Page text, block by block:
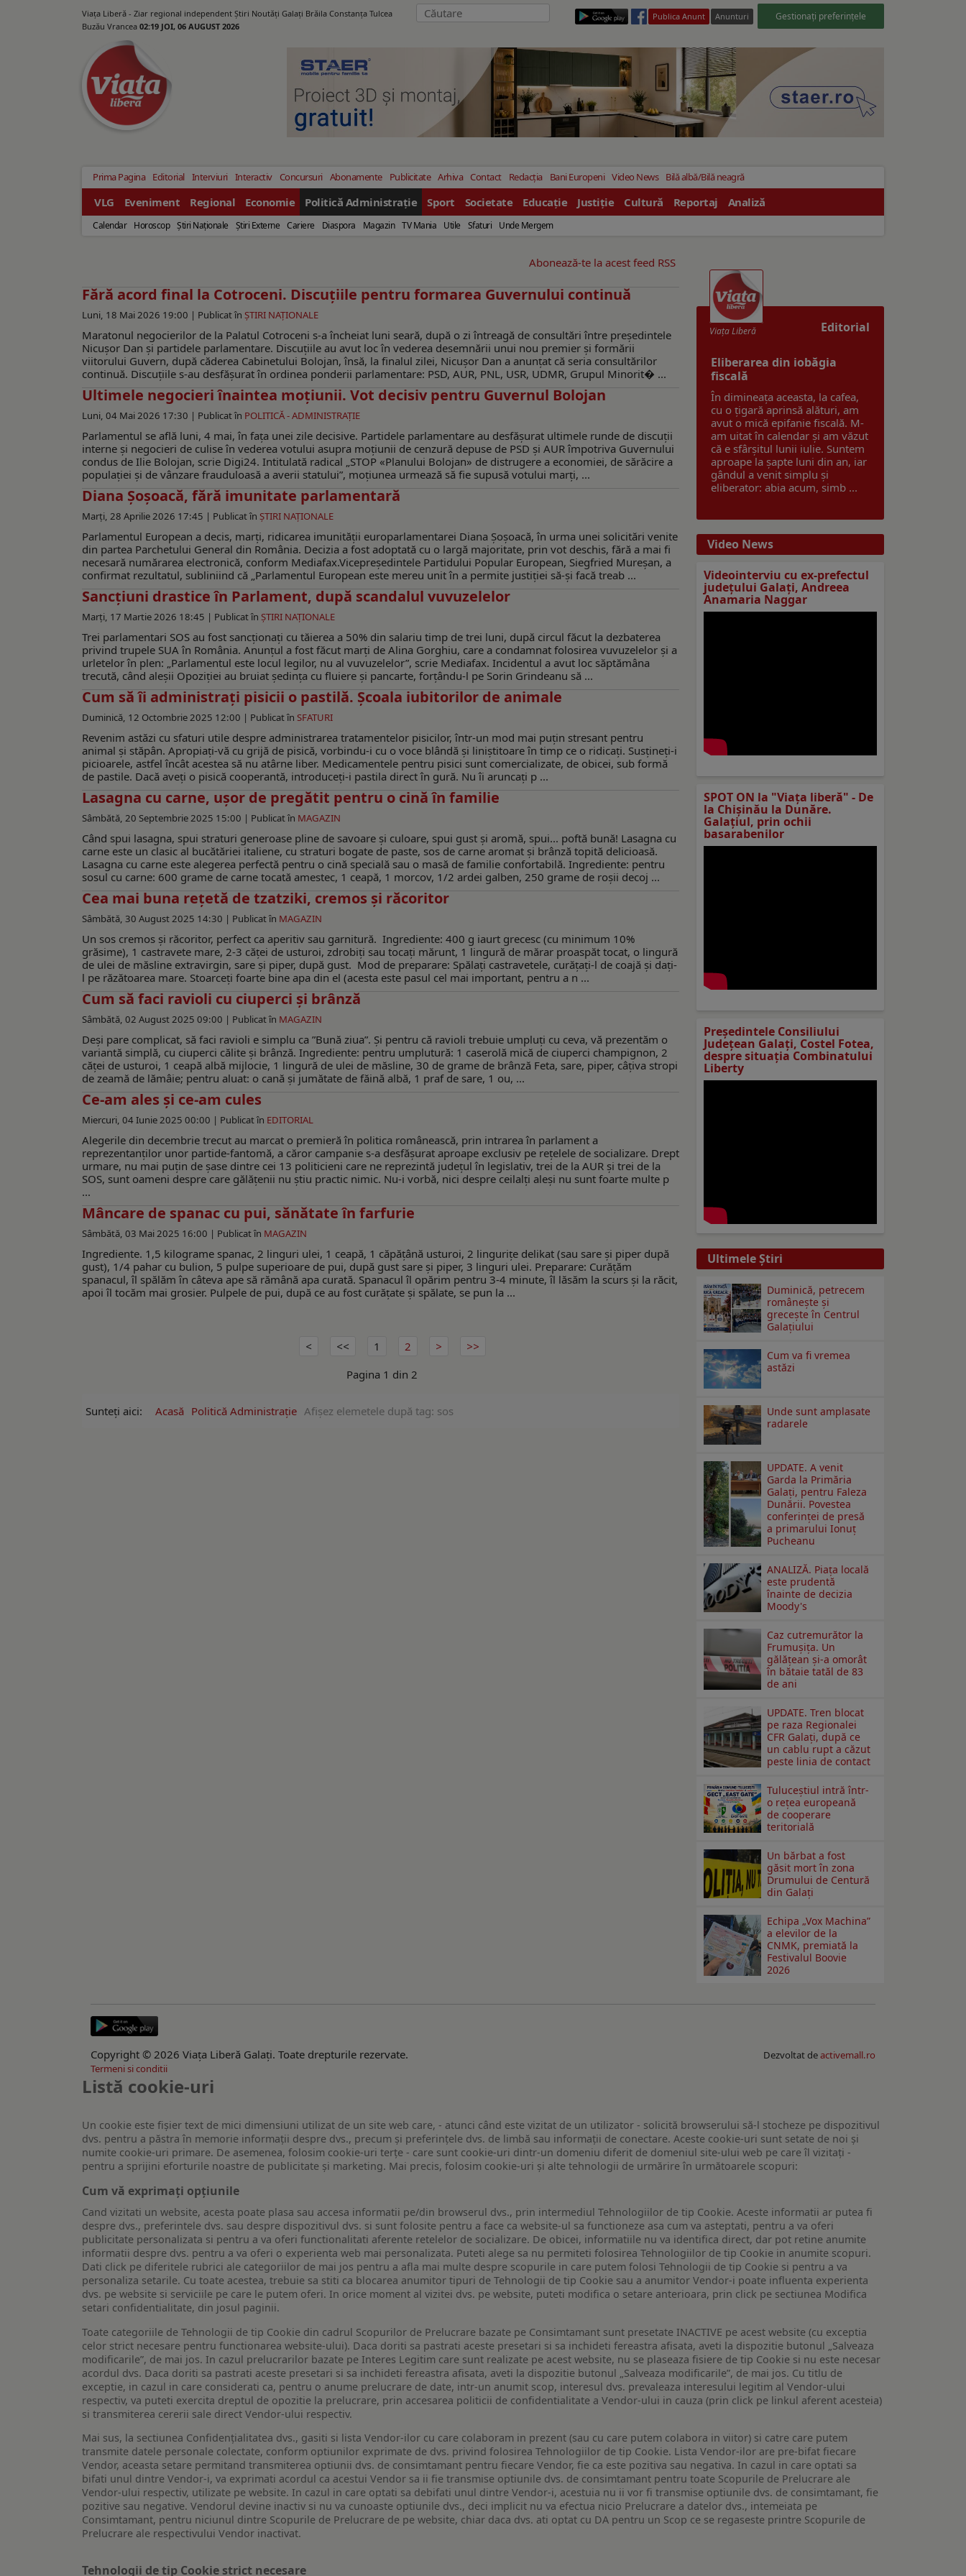
Viața Liberă - Ziar regional independent Știri Noutăți Galaţi Brăila Constanţa Tulcea
Buzău Vrancea 02:19 JOI, 06 AUGUST 2026
Publica Anunt Anunturi Gestionați preferințele
Prima Pagina Editorial Interviuri Interactiv Concursuri Abonamente Publicitate Arhiva Contact Redacția Bani Europeni Video News Bilă albă/Bilă neagră
VLG Eveniment Regional Economie Politică Administrație Sport Societate Educație Justiție Cultură Reportaj Analiză
Calendar Horoscop Ştiri Naţionale Ştiri Externe Cariere Diaspora Magazin TV Mania Utile Sfaturi Unde Mergem
Abonează-te la acest feed RSS
Fără acord final la Cotroceni. Discuțiile pentru formarea Guvernului continuă
Luni, 18 Mai 2026 19:00 | Publicat în ŞTIRI NAŢIONALE
Maratonul negocierilor de la Palatul Cotroceni s-a încheiat luni seară, după o zi întreagă de consultări între președintele
Nicușor Dan și partidele parlamentare. Discuțiile au avut loc în vederea desemnării unui nou premier și formării
viitorului Guvern, după căderea Cabinetului Bolojan, însă, la finalul zilei, Nicușor Dan a anunțat că seria consultărilor
continuă. Discuțiile s-au desfășurat în ordinea ponderii parlamentare: PSD, AUR, PNL, USR, UDMR, Grupul Minorit� ...
Ultimele negocieri înaintea moțiunii. Vot decisiv pentru Guvernul Bolojan
Luni, 04 Mai 2026 17:30 | Publicat în POLITICĂ - ADMINISTRAŢIE
Parlamentul se află luni, 4 mai, în fața unei zile decisive. Partidele parlamentare au desfășurat ultimele runde de discuții
interne și negocieri de culise în vederea votului asupra moțiunii de cenzură depuse de PSD și AUR împotriva Guvernului
condus de Ilie Bolojan, scrie Digi24. Intitulată radical „STOP «Planului Bolojan» de distrugere a economiei, de sărăcire a
populaţiei şi de vânzare frauduloasă a averii statului”, moțiunea urmează să fie supusă votului marți, ...
Diana Șoșoacă, fără imunitate parlamentară
Marți, 28 Aprilie 2026 17:45 | Publicat în ŞTIRI NAŢIONALE
Parlamentul European a decis, marți, ridicarea imunității europarlamentarei Diana Șoșoacă, în urma unei solicitări venite
din partea Parchetului General din România. Decizia a fost adoptată cu o largă majoritate, prin vot deschis, fără a mai fi
necesară numărarea electronică, conform Mediafax.Vicepreședintele Partidului Popular European, Siegfried Mureșan, a
confirmat rezultatul, subliniind că „Parlamentul European este mereu unit în a permite justiției să-și facă treab ...
Sancțiuni drastice în Parlament, după scandalul vuvuzelelor
Marți, 17 Martie 2026 18:45 | Publicat în ŞTIRI NAŢIONALE
Trei parlamentari SOS au fost sancționați cu tăierea a 50% din salariu timp de trei luni, după circul făcut la dezbaterea
privind trupele SUA în România. Anunțul a fost făcut marți de Alina Gorghiu, care a condamnat folosirea vuvuzelelor și a
urletelor în plen: „Parlamentul este locul legilor, nu al vuvuzelelor”, scrie Mediafax. Incidentul a avut loc săptămâna
trecută, când aleșii Opoziției au bruiat ședința cu fluiere și pancarte, forțându-l pe Sorin Grindeanu să ...
Cum să îi administrați pisicii o pastilă. Şcoala iubitorilor de animale
Duminică, 12 Octombrie 2025 12:00 | Publicat în SFATURI
Revenim astăzi cu sfaturi utile despre administrarea tratamentelor pisicilor, într-un mod mai puțin stresant pentru
animal şi stăpân. Apropiați-vă cu grijă de pisică, vorbindu-i cu o voce blândă și liniștitoare în timp ce o ridicați. Susțineţi-i
picioarele, astfel încât acestea să nu atârne liber. Medicamentele pentru pisici sunt comercializate, de obicei, sub formă
de pastile. Dacă aveți o pisică cooperantă, introduceți-i pastila direct în gură. Nu îi aruncați p ...
Lasagna cu carne, ușor de pregătit pentru o cină în familie
Sâmbătă, 20 Septembrie 2025 15:00 | Publicat în MAGAZIN
Când spui lasagna, spui straturi generoase pline de savoare și culoare, spui gust și aromă, spui... poftă bună! Lasagna cu
carne este un clasic al bucătăriei italiene, cu straturi bogate de paste, sos de carne aromat și brânză topită delicioasă.
Lasagna cu carne este alegerea perfectă pentru o cină specială sau o masă de familie confortabilă. Ingrediente: pentru
sosul cu carne: 600 grame de carne tocată amestec, 1 ceapă, 1 morcov, 1/2 ardei galben, 250 grame de roșii decoj ...
Cea mai buna rețetă de tzatziki, cremos și răcoritor
Sâmbătă, 30 August 2025 14:30 | Publicat în MAGAZIN
Un sos cremos și răcoritor, perfect ca aperitiv sau garnitură. Ingrediente: 400 g iaurt grecesc (cu minimum 10%
grăsime), 1 castravete mare, 2-3 căței de usturoi, zdrobiți sau tocați mărunt, 1 lingură de mărar proaspăt tocat, o lingură
de ulei de măsline extravirgin, sare și piper, după gust. Mod de preparare: Spălați castravetele, curățați-l de coajă și dați-
l pe răzătoarea mare. Stoarceți foarte bine apa din el (acesta este pasul cel mai important, pentru a n ...
Cum să faci ravioli cu ciuperci și brânză
Sâmbătă, 02 August 2025 09:00 | Publicat în MAGAZIN
Deși pare complicat, să faci ravioli e simplu ca ”Bună ziua”. Și pentru că ravioli trebuie umpluți cu ceva, vă prezentăm o
variantă simplă, cu ciuperci călite și brânză. Ingrediente: pentru umplutură: 1 caserolă mică de ciuperci champignon, 2
căței de usturoi, 1 ceapă albă mijlocie, 1 lingură de ulei de măsline, 30 de grame de brânză Feta, sare, piper, câțiva stropi
de zeamă de lămâie; pentru aluat: o cană și jumătate de făină albă, 1 praf de sare, 1 ou, ...
Ce-am ales şi ce-am cules
Miercuri, 04 Iunie 2025 00:00 | Publicat în EDITORIAL
Alegerile din decembrie trecut au marcat o premieră în politica românească, prin intrarea în parlament a
reprezentanţilor unor partide-fantomă, a căror campanie s-a desfăşurat aproape exclusiv pe reţelele de socializare. Drept
urmare, nu mai puţin de şase dintre cei 13 politicieni care ne reprezintă judeţul în legislativ, trei de la AUR şi trei de la
SOS, sunt oameni despre care gălăţenii nu ştiu practic nimic. Nu-i vorbă, nici despre ceilalţi aleşi nu sunt foarte multe p
...
Mâncare de spanac cu pui, sănătate în farfurie
Sâmbătă, 03 Mai 2025 16:00 | Publicat în MAGAZIN
Ingrediente. 1,5 kilograme spanac, 2 linguri ulei, 1 ceapă, 1 căpățână usturoi, 2 lingurițe delikat (sau sare și piper după
gust), 1/4 pahar cu bulion, 5 pulpe superioare de pui, după gust sare și piper, 3 linguri ulei. Preparare: Curățăm
spanacul, îl spălăm în câteva ape să rămână apa curată. Spanacul îl opărim pentru 3-4 minute, îl lăsăm la scurs și la răcit,
apoi îl tocăm mai grosier. Pulpele de pui, după ce au fost curățate și spălate, se pun la ...
1
2
Pagina 1 din 2
Sunteți aici: Acasă Politică Administrație Afişez elemetele după tag: sos
Editorial
Viaţa Liberă
Eliberarea din iobăgia
fiscală
În dimineața aceasta, la cafea,
cu o țigară aprinsă alături, am
avut o mică epifanie fiscală. M-
am uitat în calendar și am văzut
că e sfârșitul lunii iulie. Suntem
aproape la șapte luni din an, iar
gândul a venit simplu și
eliberator: abia acum, simb ...
Video News
Videointerviu cu ex-prefectul
judeţului Galaţi, Andreea
Anamaria Naggar
SPOT ON la "Viaţa liberă" - De
la Chișinău la Dunăre.
Galațiul, prin ochii
basarabenilor
Preşedintele Consiliului
Judeţean Galaţi, Costel Fotea,
despre situaţia Combinatului
Liberty
Ultimele Ştiri
Duminică, petrecem
româneşte şi
greceşte în Centrul
Galaţiului
Cum va fi vremea
astăzi
Unde sunt amplasate
radarele
UPDATE. A venit
Garda la Primăria
Galaţi, pentru Faleza
Dunării. Povestea
conferinţei de presă
a primarului Ionuţ
Pucheanu
ANALIZĂ. Piața locală
este prudentă
înainte de decizia
Moody's
Caz cutremurător la
Frumușița. Un
gălățean și-a omorât
în bătaie tatăl de 83
de ani
UPDATE. Tren blocat
pe raza Regionalei
CFR Galați, după ce
un cablu rupt a căzut
peste linia de contact
Tuluceștiul intră într-
o rețea europeană
de cooperare
teritorială
Un bărbat a fost
găsit mort în zona
Drumului de Centură
din Galați
Echipa „Vox Machina”
a elevilor de la
CNMK, premiată la
Festivalul Boovie
2026
Copyright © 2026 Viaţa Liberă Galaţi. Toate drepturile rezervate. Dezvoltat deactivemall.ro
Termeni si conditii
Listă cookie-uri
Un cookie este fişier text de mici dimensiuni utilizat de un site web care, - atunci când este vizitat de un utilizator - solicită browserului să-l stocheze pe dispozitivul
dvs. pentru a păstra în memorie informații despre dvs., precum și preferințele dvs. de limbă sau informații de conectare. Aceste cookie-uri sunt setate de noi și
numite cookie-uri primare. De asemenea, folosim cookie-uri terțe - care sunt cookie-uri dintr-un domeniu diferit de domeniul site-ului web pe care îl vizitați -
pentru a sprijini eforturile noastre de publicitate și marketing. Mai precis, folosim cookie-uri și alte tehnologii de urmărire în următoarele scopuri:
Cum vă exprimați opțiunile
Cand vizitati un website, acesta poate plasa sau accesa informatii pe/din browserul dvs., prin intermediul Tehnologiilor de tip Cookie. Aceste informatii ar putea fi
despre dvs., preferintele dvs. sau despre dispozitivul dvs. si sunt folosite pentru a face ca website-ul sa functioneze asa cum va asteptati, pentru a va oferi
publicitate personalizata si pentru a va oferi functionalitati aferente retelelor de socializare. De obicei, informatiile nu va identifica direct, dar pot retine anumite
informatii despre dvs. pentru a va oferi o experienta web mai personalizata. Puteti alege sa nu permiteti folosirea Tehnologiilor de tip Cookie in anumite scopuri.
Dati click pe diferitele rubrici ale categoriilor de mai jos pentru a afla mai multe despre scopurile in care putem folosi Tehnologii de tip Cookie si pentru a va
personaliza setarile. Cu toate acestea, trebuie sa stiti ca blocarea anumitor tipuri de Tehnologii de tip Cookie sau a anumitor Vendor-i poate influenta experienta
dvs. pe website si serviciile pe care le putem oferi. In orice moment al vizitei dvs. pe website, puteti modifica o setare anterioara, prin click pe sectiunea Modifica
setari confidentialitate, din josul paginii.
Toate categoriile de Tehnologii de tip Cookie din cadrul Scopurilor de Prelucrare bazate pe Consimtamant sunt presetate INACTIVE pe acest website (cu exceptia
celor strict necesare pentru functionarea website-ului). Daca doriti sa pastrati aceste presetari si sa inchideti fereastra afisata, aveti la dispozitie butonul „Salveaza
modificarile”, de mai jos. In cazul prelucrarilor bazate pe Interes Legitim care sunt realizate pe acest website, nu se plaseaza fisiere de tip Cookie si nu este necesar
acordul dvs. Daca doriti sa pastrati aceste presetari si sa inchideti fereastra afisata, aveti la dispozitie butonul „Salveaza modificarile”, de mai jos. Cu titlu de
exceptie, in cazul in care considerati ca, pentru o anume prelucrare de date, intr-un anumit scop, interesul dvs. prevaleaza interesului legitim al Vendor-ului
respectiv, va puteti exercita dreptul de opozitie la prelucrare, prin accesarea politicii de confidentialitate a Vendor-ului in cauza (prin click pe linkul aferent acesteia)
si transmiterea cererii sale direct Vendor-ului respectiv.
Mai sus, la sectiunea Confidențialitatea dvs., gasiti si lista Vendor-ilor cu care colaboram in prezent (sau cu care putem colabora in viitor) si catre care putem
transmite datele personale colectate, conform optiunilor exprimate de dvs. privind folosirea Tehnologiilor de tip Cookie. Lista Vendor-ilor are pre-bifat fiecare
Vendor, aceasta setare permitand transmiterea optiunii dvs. de consimtamant pentru fiecare Vendor, fie ca este pozitiva sau negativa. In cazul in care optati sa
bifati unul dintre Vendor-i, va exprimati acordul ca acestui Vendor sa ii fie transmise optiunile dvs. de consimtamant pentru toate Scopurile de Prelucrare ale
Vendor-ului respectiv, utilizate pe website. In cazul in care optati sa debifati unul dintre Vendor-i, acestuia nu ii vor fi transmise optiunile dvs. de consimtamant, fie
pozitive sau negative. Vendorul devine inactiv si nu va cunoaste optiunile dvs., deci implicit nu va efectua nicio Prelucrare a datelor dvs., intemeiata pe
Consimtamant, pentru niciunul dintre Scopurile de Prelucrare de pe website, chiar daca dvs. ati optat cu DA pentru un Scop ce se regaseste printre Scopurile de
Prelucrare ale respectivului Vendor inactivat.
Tehnologii de tip Cookie strict necesare